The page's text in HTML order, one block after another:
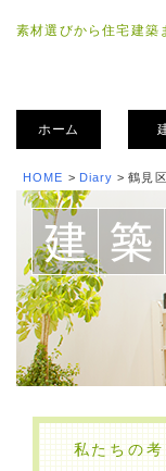
素材選びから住宅建築
ホーム
HOME > Diary > 鶴見
私たちの